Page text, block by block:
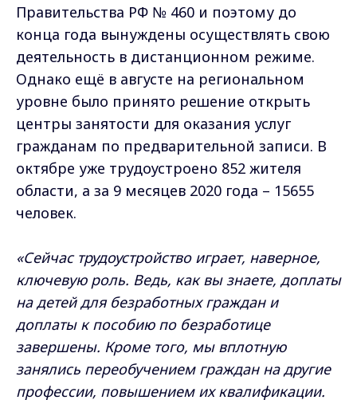
Правительства РФ № 460 и поэтому до
конца года вынуждены осуществлять свою
деятельность в дистанционном режиме.
Однако ещё в августе на региональном
уровне было принято решение открыть
центры занятости для оказания услуг
гражданам по предварительной записи. В
октябре уже трудоустроено 852 жителя
области, а за 9 месяцев 2020 года – 15655
человек.
«Сейчас трудоустройство играет, наверное,
ключевую роль. Ведь, как вы знаете, доплаты
на детей для безработных граждан и
доплаты к пособию по безработице
завершены. Кроме того, мы вплотную
занялись переобучением граждан на другие
профессии, повышением их квалификации.